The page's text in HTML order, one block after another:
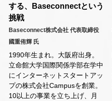
する、Baseconnectという
挑戦
Baseconnect株式会社 代表取締役
國重侑輝 氏
1990年生まれ。大阪府出身。
立命館大学国際関係学部在学中
にインターネットスタートアッ
プの株式会社Campusを創業。
10以上の事業を立ち上げ、月